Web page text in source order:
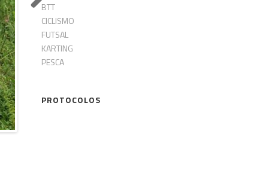
Next
BTT
CICLISMO
FUTSAL
KARTING
PESCA
PROTOCOLOS